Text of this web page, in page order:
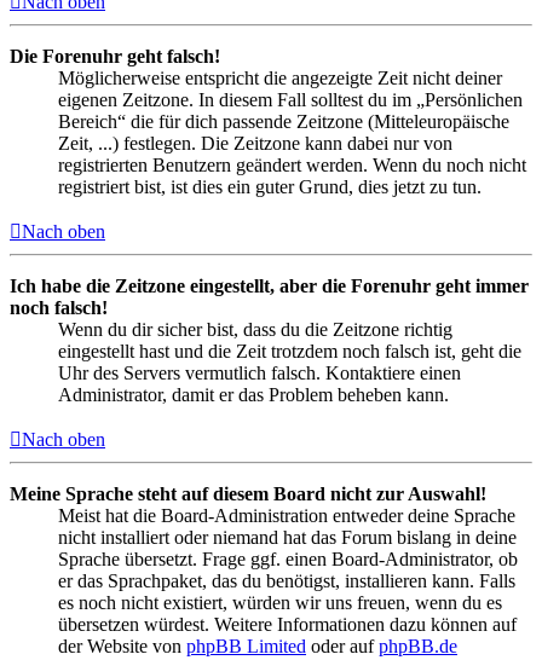
Die Forenuhr geht falsch!
Möglicherweise entspricht die angezeigte Zeit nicht deiner
eigenen Zeitzone. In diesem Fall solltest du im „Persönlichen
Bereich“ die für dich passende Zeitzone (Mitteleuropäische
Zeit, ...) festlegen. Die Zeitzone kann dabei nur von
registrierten Benutzern geändert werden. Wenn du noch nicht
registriert bist, ist dies ein guter Grund, dies jetzt zu tun.
Nach oben
Ich habe die Zeitzone eingestellt, aber die Forenuhr geht immer
noch falsch!
Wenn du dir sicher bist, dass du die Zeitzone richtig
eingestellt hast und die Zeit trotzdem noch falsch ist, geht die
Uhr des Servers vermutlich falsch. Kontaktiere einen
Administrator, damit er das Problem beheben kann.
Nach oben
Meine Sprache steht auf diesem Board nicht zur Auswahl!
Meist hat die Board-Administration entweder deine Sprache
nicht installiert oder niemand hat das Forum bislang in deine
Sprache übersetzt. Frage ggf. einen Board-Administrator, ob
er das Sprachpaket, das du benötigst, installieren kann. Falls
es noch nicht existiert, würden wir uns freuen, wenn du es
übersetzen würdest. Weitere Informationen dazu können auf
der Website von phpBB Limited oder aufphpBB.de